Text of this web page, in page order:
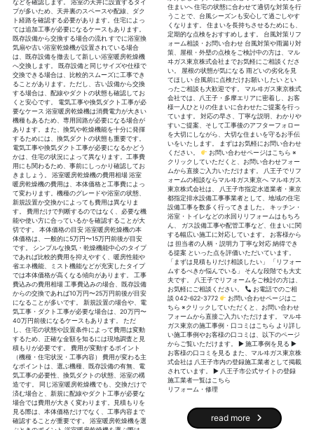
などを確認します。 浴室の天井に設置するタイ
プが多いため、天井裏のスペースや配線、ダク
ト経路を確認する必要があります。住宅によっ
ては追加工事が必要になるケースもあります。
既存設備から交換する場合の流れ すでに浴室換
気扇や古い浴室乾燥機が設置されている場合
は、既存設備を撤去して新しい浴室暖房乾燥機
へ交換します。 既存設備と同じサイズや仕様で
交換できる場合は、比較的スムーズに工事でき
ることがあります。ただし、古い設備から交換
する場合は、配線やダクトの状態も確認してお
くと安心です。 電気工事や換気ダクト工事が必
要なケース 浴室暖房乾燥機は消費電力が大きい
機種もあるため、専用回路が必要になる場合が
あります。また、換気や乾燥機能を十分に発揮
するためには、換気ダクトの状態も重要です。
電気工事や換気ダクト工事が必要になるかどう
かは、住宅の状況によって異なります。工事費
用にも関わるため、事前にしっかり確認してお
きましょう。 浴室暖房乾燥機の費用相場 浴室
暖房乾燥機の費用は、本体価格と工事費によっ
て変わります。機種のグレードや浴室の状態、
新規設置か交換かによっても費用は異なりま
す。 費用だけで判断するのではなく、必要な機
能や使い方に合っているかを確認することが大
切です。 本体価格の目安 浴室暖房乾燥機の本
体価格は、一般的に5万円〜15万円前後が目安
です。 シンプルな換気・乾燥機能中心のタイプ
であれば比較的費用を抑えやすく、暖房性能や
省エネ機能、ミスト機能などが充実したタイプ
では本体価格が高くなる傾向があります。 工事
費込みの費用相場 工事費込みの場合、既存設備
からの交換であれば10万円〜25万円前後が目安
になることが多いです。 新規設置の場合や、電
気工事・ダクト工事が必要な場合は、20万円〜
40万円前後になるケースもあります。 ただ
し、住宅の状態や設置条件によって費用は変動
するため、正確な金額を知るには現地調査と見
積もりが必要です。 費用が変動するポイント
（機種・住宅状況・工事内容） 費用が変わる主
なポイントは、選ぶ機種、既存設備の有無、電
気工事の必要性、換気ダクトの状態、浴室の構
造です。 同じ浴室暖房乾燥機でも、交換だけで
済む場合と、新規に配線やダクト工事が必要な
場合では費用が大きく変わります。見積もりを
見る際は、本体価格だけでなく、工事内容まで
確認することが重要です。 浴室暖房乾燥機を選
住まいへ 住宅の状態に合わせて適切な対策を行
うことで、台風シーズンも安心して過ごしやす
くなります。 住まいを長持ちさせるためにも、
定期的な点検をおすすめします。 台風対策リフ
ォーム相談・お問い合わせ 台風対策や雨漏り対
策、屋根・外壁の点検をご検討中の方は、マル
ヰガス東京株式会社までお気軽にご相談くださ
い。 屋根の状態が気になる 雨どいの劣化を見
てほしい 台風前に点検だけお願いしたい とい
ったご相談も大歓迎です。 マルヰガス東京株式
会社では、八王子・多摩エリアに密着し、お客
様一人ひとりの住まいに合わせたご提案を行っ
ています。 対応の早さ、丁寧な説明、わかりや
すいご提案、そして工事後のアフターフォロー
を大切にしながら、大切な住まいを守るお手伝
いをいたします。 まずはお気軽にお問い合わせ
ください。
お問い合わせページはこちら ※
クリックしていただくと、お問い合わせフォー
ムから直接ご入力いただけます。 八王子でリフ
ォームの相談ならマルヰガス東京へ マルヰガス
東京株式会社は、 八王子市指定水道業者・東京
都指定排水設備工事事業者として、地域の住宅
設備工事を数多く行ってきました。 キッチン・
浴室・トイレなどの水回りリフォームはもちろ
ん、 ガス設備工事や配管工事など、住まいに関
する幅広い施工に対応しています。 お客様から
は 担当者の人柄・説明力 丁寧な対応 納得でき
る提案 といった点を評価いただいています。
「まずは見積もりだけ相談したい」 「リフォー
ムするべきか悩んでいる」 そんな段階でも大丈
夫です。 八王子でリフォームをご検討の方は、
お気軽にご相談ください。
お電話でのご相
談 042-622-3772
お問い合わせページはこ
ちら ※クリックしていただくと、お問い合わせ
フォームから直接ご入力いただけます。 マルヰ
ガス東京の施工事例・口コミはこちら より詳し
い施工事例やお客様の口コミは、以下のページ
からご覧いただけます。 ▶ 施工事例を見る ▶
お客様の口コミを見る また、マルヰガス東京株
式会社は 八王子市内の登録施工業者として掲載
されています。 ▶ 八王子市公式サイトの登録
施工業者一覧はこちら
リフォーム・修理
read more